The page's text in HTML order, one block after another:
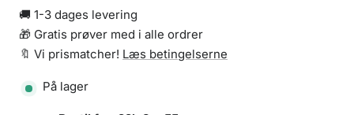
🚚 1-3 dages levering
🎁 Gratis prøver med i alle ordrer
🔖 Vi prismatcher! Læs betingelserne
På lager